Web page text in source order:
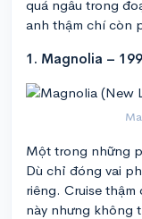
quá ngầu trong
anh thậm chí còn
1. Magnolia –
Một trong những
Dù chỉ đóng vai
riêng. Cruise
này nhưng không